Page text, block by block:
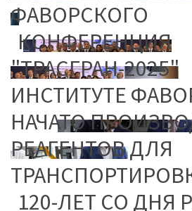
ФАВОРСКОГО
КОНФЕРЕНЦИЯ
"ТРАСГРАН-2025"
ИНСТИТУТЕ
НАЧАТО
РЕАГЕНТОВ ДЛЯ
120-ЛЕТ СО ДНЯ